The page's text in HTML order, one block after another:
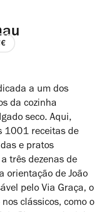
preço
4
a um dos
da cozinha
seco. Aqui,
1001 receitas de
e pratos
três dezenas de
orientação de João
pelo Via Graça, o
clássicos, como o